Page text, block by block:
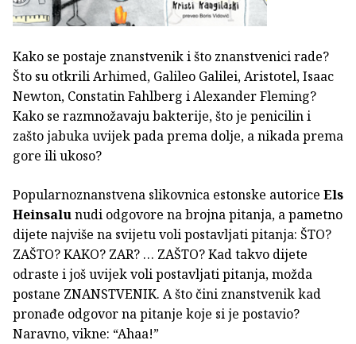
Kako se postaje znanstvenik i što znanstvenici rade?
Što su otkrili Arhimed, Galileo Galilei, Aristotel, Isaac
Newton, Constatin Fahlberg i Alexander Fleming?
Kako se razmnožavaju bakterije, što je penicilin i
zašto jabuka uvijek pada prema dolje, a nikada prema
gore ili ukoso?
Popularnoznanstvena slikovnica estonske autorice Els
Heinsalunudi odgovore na brojna pitanja, a pametno
dijete najviše na svijetu voli postavljati pitanja: ŠTO?
ZAŠTO? KAKO? ZAR? … ZAŠTO? Kad takvo dijete
odraste i još uvijek voli postavljati pitanja, možda
postane ZNANSTVENIK. A što čini znanstvenik kad
pronađe odgovor na pitanje koje si je postavio?
Naravno, vikne: “Ahaa!”